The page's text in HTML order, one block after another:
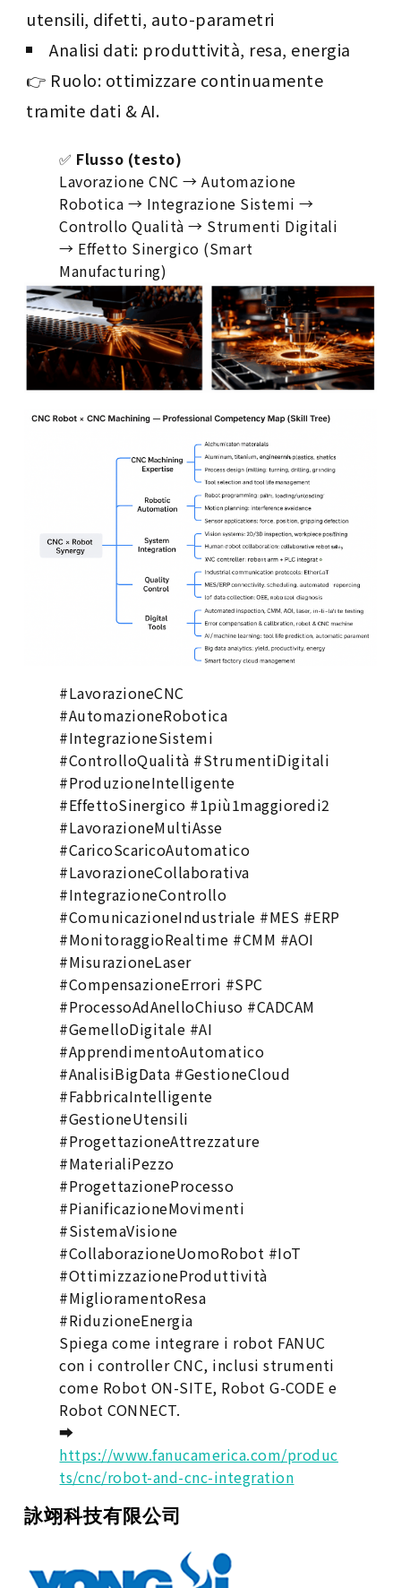
utensili, difetti, auto-parametri
Analisi dati: produttività, resa, energia
👉 Ruolo: ottimizzare continuamente
tramite dati & AI.
✅ Flusso (testo)
Lavorazione CNC → Automazione
Robotica → Integrazione Sistemi →
Controllo Qualità → Strumenti Digitali
→ Effetto Sinergico (Smart
Manufacturing)
#LavorazioneCNC
#AutomazioneRobotica
#IntegrazioneSistemi
#ControlloQualità #StrumentiDigitali
#ProduzioneIntelligente
#EffettoSinergico #1più1maggioredi2
#LavorazioneMultiAsse
#CaricoScaricoAutomatico
#LavorazioneCollaborativa
#IntegrazioneControllo
#ComunicazioneIndustriale #MES #ERP
#MonitoraggioRealtime #CMM #AOI
#MisurazioneLaser
#CompensazioneErrori #SPC
#ProcessoAdAnelloChiuso #CADCAM
#GemelloDigitale #AI
#ApprendimentoAutomatico
#AnalisiBigData #GestioneCloud
#FabbricaIntelligente
#GestioneUtensili
#ProgettazioneAttrezzature
#MaterialiPezzo
#ProgettazioneProcesso
#PianificazioneMovimenti
#SistemaVisione
#CollaborazioneUomoRobot #IoT
#OttimizzazioneProduttività
#MiglioramentoResa
#RiduzioneEnergia
Spiega come integrare i robot FANUC
con i controller CNC, inclusi strumenti
come Robot ON-SITE, Robot G-CODE e
Robot CONNECT.
➡️
https://www.fanucamerica.com/produc
ts/cnc/robot-and-cnc-integration
詠翊科技有限公司